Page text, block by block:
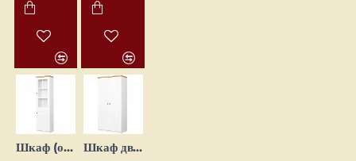
Шкаф (открывается вправо) "Toskania" 50x190x36,5 Шкаф двухдверный с полками "Toskania" 90x190x53.5